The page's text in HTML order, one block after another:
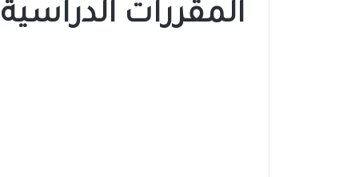
المقررات الدراسية